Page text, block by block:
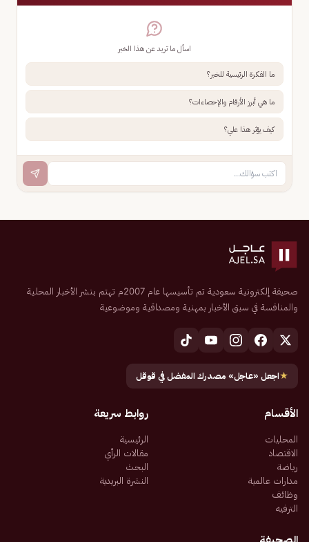
اسأل ما تريد عن هذا الخبر
ما الفكرة الرئيسية للخبر؟
ما هي أبرز الأرقام والإحصاءات؟
كيف يؤثر هذا علي؟
صحيفة إلكترونية سعودية تم تأسيسها عام 2007م تهتم بنشر الأخبار المحلية
والمنافسة في سبق الأخبار بمهنية ومصداقية وموضوعية
★اجعل «عاجل» مصدرك المفضل في قوقل
الأقسام
المحليات
الاقتصاد
رياضة
مدارات عالمية
وظائف
الترفيه
روابط سريعة
الرئيسية
مقالات الرأي
البحث
النشرة البريدية